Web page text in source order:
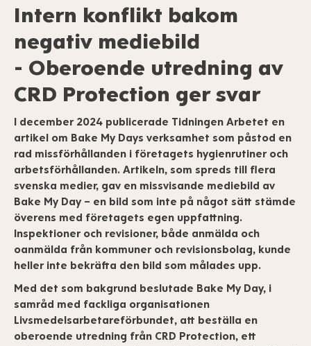
Intern konflikt bakom
negativ mediebild
- Oberoende utredning av
CRD Protection ger svar
I december 2024 publicerade Tidningen Arbetet en
artikel om Bake My Days verksamhet som påstod en
rad missförhållanden i företagets hygienrutiner och
arbetsförhållanden. Artikeln, som spreds till flera
svenska medier, gav en missvisande mediebild av
Bake My Day – en bild som inte på något sätt stämde
överens med företagets egen uppfattning.
Inspektioner och revisioner, både anmälda och
oanmälda från kommuner och revisionsbolag, kunde
heller inte bekräfta den bild som målades upp.
Med det som bakgrund beslutade Bake My Day, i
samråd med fackliga organisationen
Livsmedelsarbetareförbundet, att beställa en
oberoende utredning från CRD Protection, ett